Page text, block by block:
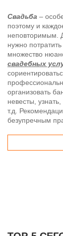
Свадьба –
поэтому и
неповторимым.
нужно
множество
свадебных
организовать
невесты,
т.д.
безупречным